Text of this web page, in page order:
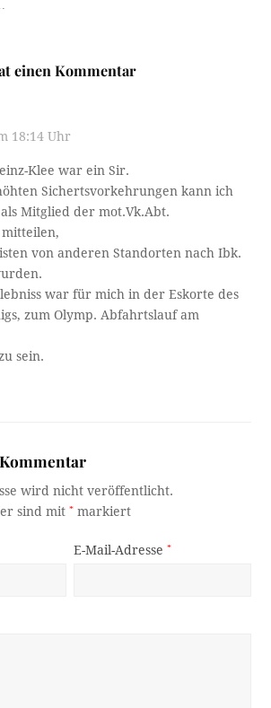
einen Kommentar
18:14 Uhr
Klee war ein Sir.
Sichertsvorkehrungen kann ich
Mitglied der mot.Vk.Abt.
von anderen Standorten nach Ibk.
war für mich in der Eskorte des
zum Olymp. Abfahrtslauf am
sein.
wird nicht veröffentlicht.
sind mit* markiert
E-Mail-Adresse*